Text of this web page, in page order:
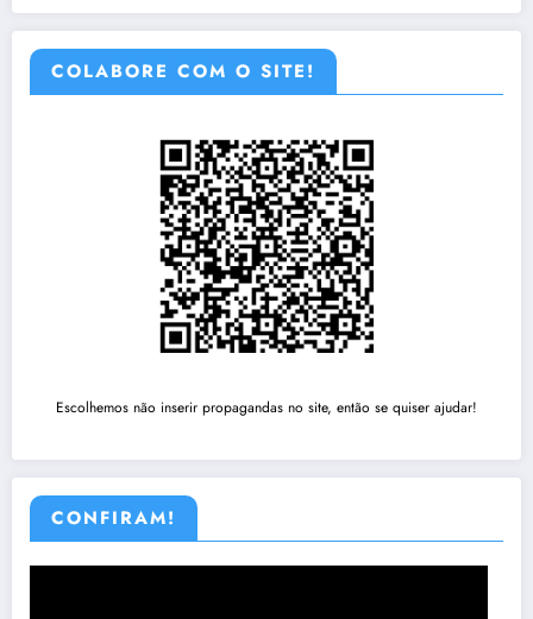
COLABORE COM O SITE!
Escolhemos não inserir propagandas no site, então se quiser ajudar!
CONFIRAM!